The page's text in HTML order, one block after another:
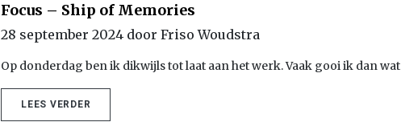
Focus – Ship of Memories
28 september 2024 door Friso Woudstra
Op donderdag ben ik dikwijls tot laat aan het werk. Vaak gooi ik dan
LEES VERDER